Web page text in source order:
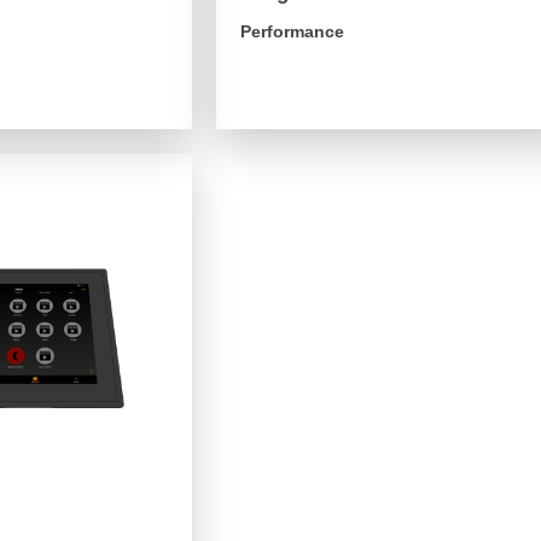
Performance